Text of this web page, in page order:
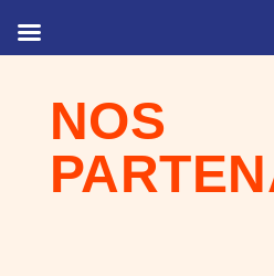
NOS